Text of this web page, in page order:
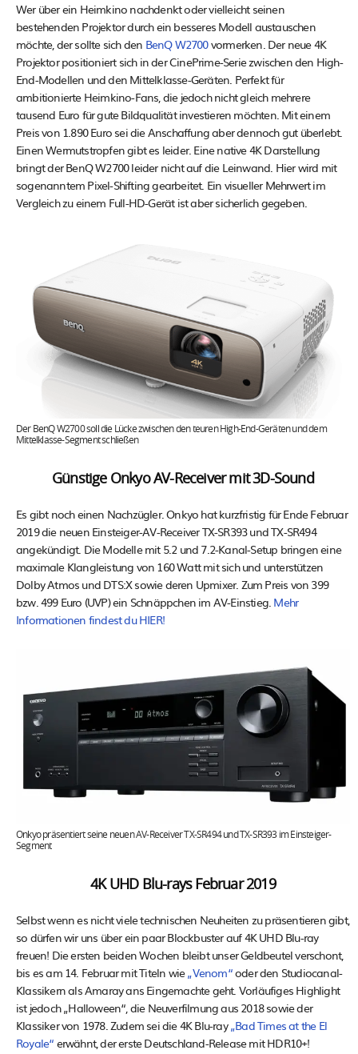
Wer über ein Heimkino nachdenkt oder vielleicht seinen
bestehenden Projektor durch ein besseres Modell austauschen
möchte, der sollte sich den BenQ W2700vormerken. Der neue 4K
Projektor positioniert sich in der CinePrime-Serie zwischen den High-
End-Modellen und den Mittelklasse-Geräten. Perfekt für
ambitionierte Heimkino-Fans, die jedoch nicht gleich mehrere
tausend Euro für gute Bildqualität investieren möchten. Mit einem
Preis von 1.890 Euro sei die Anschaffung aber dennoch gut überlebt.
Einen Wermutstropfen gibt es leider. Eine native 4K Darstellung
bringt der BenQ W2700 leider nicht auf die Leinwand. Hier wird mit
sogenanntem Pixel-Shifting gearbeitet. Ein visueller Mehrwert im
Vergleich zu einem Full-HD-Gerät ist aber sicherlich gegeben.
Der BenQ W2700 soll die Lücke zwischen den teuren High-End-Geräten und dem
Mittelklasse-Segment schließen
Günstige Onkyo AV-Receiver mit 3D-Sound
Es gibt noch einen Nachzügler. Onkyo hat kurzfristig für Ende Februar
2019 die neuen Einsteiger-AV-Receiver TX-SR393 und TX-SR494
angekündigt. Die Modelle mit 5.2 und 7.2-Kanal-Setup bringen eine
maximale Klangleistung von 160 Watt mit sich und unterstützen
Dolby Atmos und DTS:X sowie deren Upmixer. Zum Preis von 399
bzw. 499 Euro (UVP) ein Schnäppchen im AV-Einstieg. Mehr
Informationen findest du HIER!
Onkyo präsentiert seine neuen AV-Receiver TX-SR494 und TX-SR393 im Einsteiger-
Segment
4K UHD Blu-rays Februar 2019
Selbst wenn es nicht viele technischen Neuheiten zu präsentieren gibt,
so dürfen wir uns über ein paar Blockbuster auf 4K UHD Blu-ray
freuen! Die ersten beiden Wochen bleibt unser Geldbeutel verschont,
bis es am 14. Februar mit Titeln wie„Venom“oder den Studiocanal-
Klassikern als Amaray ans Eingemachte geht. Vorläufiges Highlight
ist jedoch „Halloween“, die Neuverfilmung aus 2018 sowie der
Klassiker von 1978. Zudem sei die 4K Blu-ray„Bad Times at the El
Royale“ erwähnt, der erste Deutschland-Release mit HDR10+!